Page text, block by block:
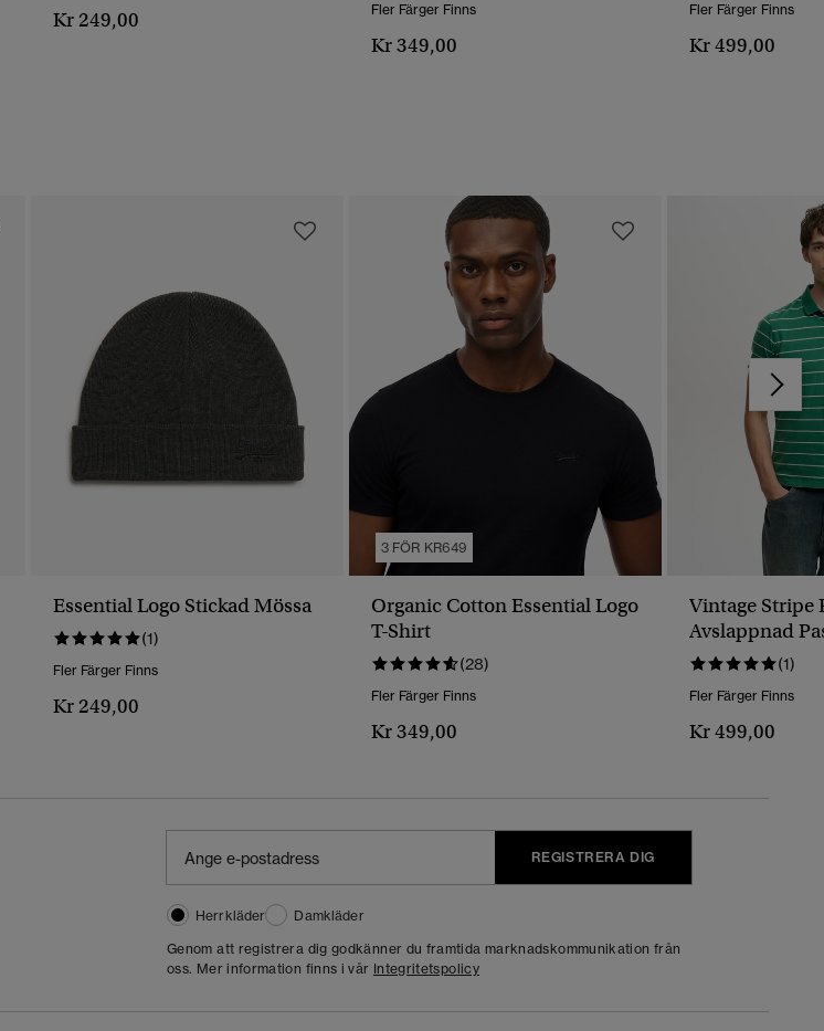
Kr 249,00 Fler Färger Finns
Kr 349,00
Fler Färger Finns
Kr 499,00
Essential Logo Stickad Mössa
(1)
Fler Färger Finns
Kr 249,00
3 FÖR KR649
Organic Cotton Essential Logo
T-Shirt
(28)
Fler Färger Finns
Kr 349,00
Vintage Stripe
Avslappnad
(1)
Fler Färger Finns
Kr 499,00
REGISTRERA DIG
Herrkläder
Damkläder
Genom att registrera dig godkänner du framtida marknadskommunikation från
oss. Mer information finns i vår Integritetspolicy